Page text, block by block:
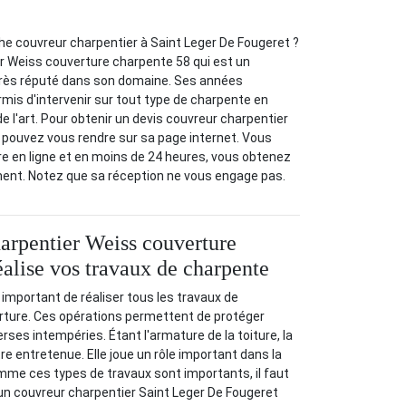
couvreur charpentier à Saint Leger De Fougeret ?
Weiss couverture charpente 58 qui est un
réputé dans son domaine. Ses années
d'intervenir sur tout type de charpente en
l'art. Pour obtenir un devis couvreur charpentier
vous rendre sur sa page internet. Vous
en ligne et en moins de 24 heures, vous obtenez
Notez que sa réception ne vous engage pas.
Weiss couverture
vos travaux de charpente
de réaliser tous les travaux de
Ces opérations permettent de protéger
intempéries. Étant l'armature de la toiture, la
entretenue. Elle joue un rôle important dans la
ces types de travaux sont importants, il faut
couvreur charpentier Saint Leger De Fougeret